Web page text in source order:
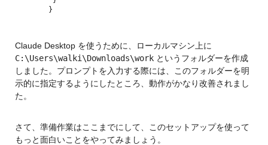
}
C:\Users\walki\Downloads\work というフォルダーを作成
しました。プロンプトを入力する際には、このフォルダーを明
示的に指定するようにしたところ、動作がかなり改善されまし
た。
さて、準備作業はここまでにして、このセットアップを使って
もっと面白いことをやってみましょう。